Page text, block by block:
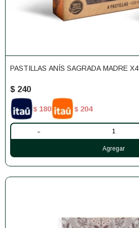
PASTILLAS ANÍS SAGRADA MADRE X4
$ 240
$ 180 $ 204
-